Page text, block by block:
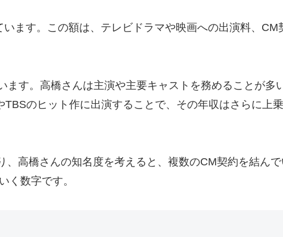
ます。この額は、テレビドラマや映画への出演料、CM
す。高橋さんは主演や主要キャストを務めることが多
のヒット作に出演することで、その年収はさらに上
高橋さんの知名度を考えると、複数のCM契約を結ん
く数字です。